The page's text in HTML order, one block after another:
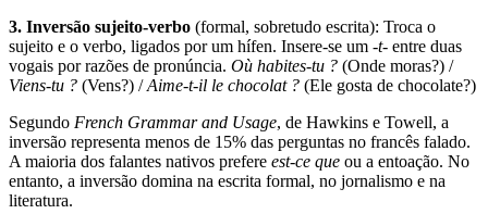
3. Inversão sujeito-verbo (formal, sobretudo escrita): Troca o
sujeito e o verbo, ligados por um hífen. Insere-se um -t- entre duas
vogais por razões de pronúncia. Où habites-tu ? (Onde moras?) /
Viens-tu ? (Vens?) /Aime-t-il le chocolat ? (Ele gosta de chocolate?)
Segundo French Grammar and Usage, de Hawkins e Towell, a
inversão representa menos de 15% das perguntas no francês falado.
A maioria dos falantes nativos prefere est-ce que ou a entoação. No
entanto, a inversão domina na escrita formal, no jornalismo e na
literatura.